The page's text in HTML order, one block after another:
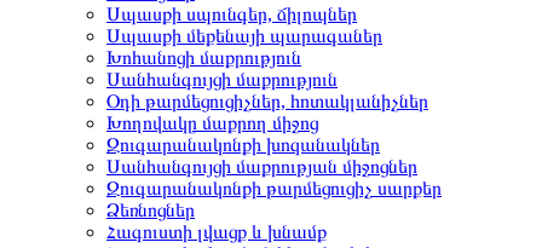
Սպասքի սպունգեր, ճիլոպներ
Սպասքի մեքենայի պարագաներ
Խոհանոցի մաքրություն
Սանհանգույցի մաքրություն
Օդի թարմեցուցիչներ, հոտակլանիչներ
Խողովակը մաքրող միջոց
Զուգարանակոնքի խոզանակներ
Սանհանգույցի մաքրության միջոցներ
Զուգարանակոնքի թարմեցուցիչ սարքեր
Ձեռնոցներ
Հագուստի լվացք և խնամք